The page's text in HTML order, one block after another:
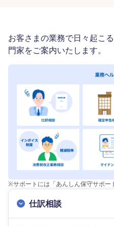
お客さまの業務で日々起こ
門家をご案内いたします。
※サポートには「あんしん保守サポ
仕訳相談